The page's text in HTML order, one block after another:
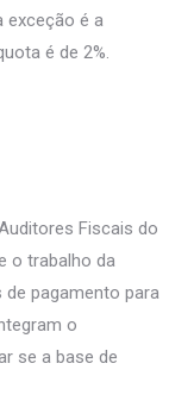
exceção é a
é de 2%.
Fiscais do
o trabalho da
pagamento para
o
se a base de